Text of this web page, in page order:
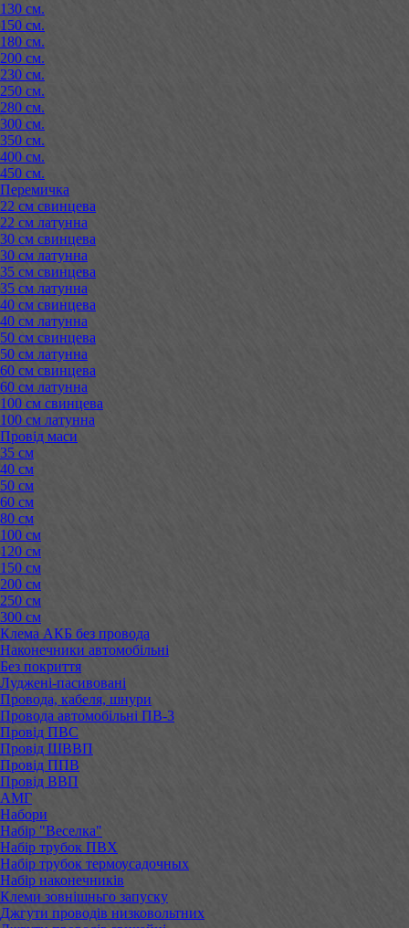
130 см.
150 см.
180 см.
200 см.
230 см.
250 см.
280 см.
300 см.
350 см.
400 см.
450 см.
Перемичка
22 см свинцева
22 см латунна
30 см свинцева
30 см латунна
35 см свинцева
35 см латунна
40 см свинцева
40 см латунна
50 см свинцева
50 см латунна
60 см свинцева
60 см латунна
100 см свинцева
100 см латунна
Провід маси
35 см
40 см
50 см
60 см
80 см
100 см
120 см
150 см
200 см
250 см
300 см
Клема АКБ без провода
Наконечники автомобільні
Без покриття
Луджені-пасивовані
Провода, кабеля, шнури
Провода автомобільні ПВ-3
Провід ПВС
Провід ШВВП
Провід ППВ
Провід ВВП
АМГ
Набори
Набір "Веселка"
Набір трубок ПВХ
Набір трубок термоусадочных
Набір наконечників
Клеми зовнішньго запуску
Джгути проводів низковольтних